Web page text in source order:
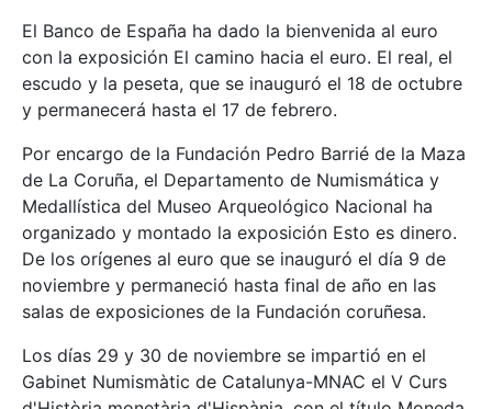
El Banco de España ha dado la bienvenida al euro
con la exposición El camino hacia el euro. El real, el
escudo y la peseta, que se inauguró el 18 de octubre
y permanecerá hasta el 17 de febrero.
Por encargo de la Fundación Pedro Barrié de la Maza
de La Coruña, el Departamento de Numismática y
Medallística del Museo Arqueológico Nacional ha
organizado y montado la exposición Esto es dinero.
De los orígenes al euro que se inauguró el día 9 de
noviembre y permaneció hasta final de año en las
salas de exposiciones de la Fundación coruñesa.
Los días 29 y 30 de noviembre se impartió en el
Gabinet Numismàtic de Catalunya-MNAC el V Curs